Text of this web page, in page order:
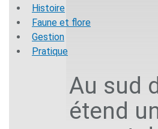
Histoire
Faune et flore
Gestion
Pratique
Au sud
étend